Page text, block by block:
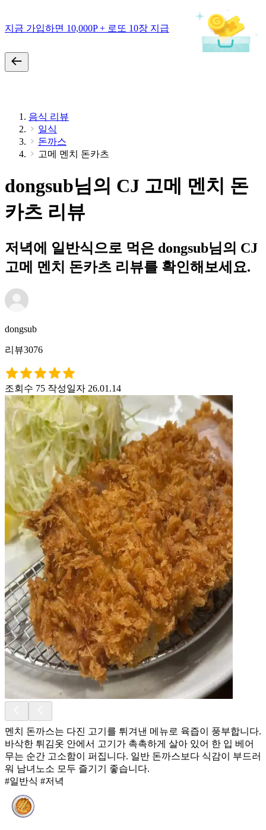
지금 가입하면 10,000P + 로또 10장 지급
음식 리뷰
일식
돈까스
고메 멘치 돈카츠
dongsub님의 CJ 고메 멘치 돈
카츠 리뷰
저녁에 일반식으로 먹은 dongsub님의 CJ
고메 멘치 돈카츠 리뷰를 확인해보세요.
dongsub
리뷰3076
조회수 75 작성일자 26.01.14
멘치 돈까스는 다진 고기를 튀겨낸 메뉴로 육즙이 풍부합니다.
바삭한 튀김옷 안에서 고기가 촉촉하게 살아 있어 한 입 베어
무는 순간 고소함이 퍼집니다. 일반 돈까스보다 식감이 부드러
워 남녀노소 모두 즐기기 좋습니다.
#일반식 #저녁